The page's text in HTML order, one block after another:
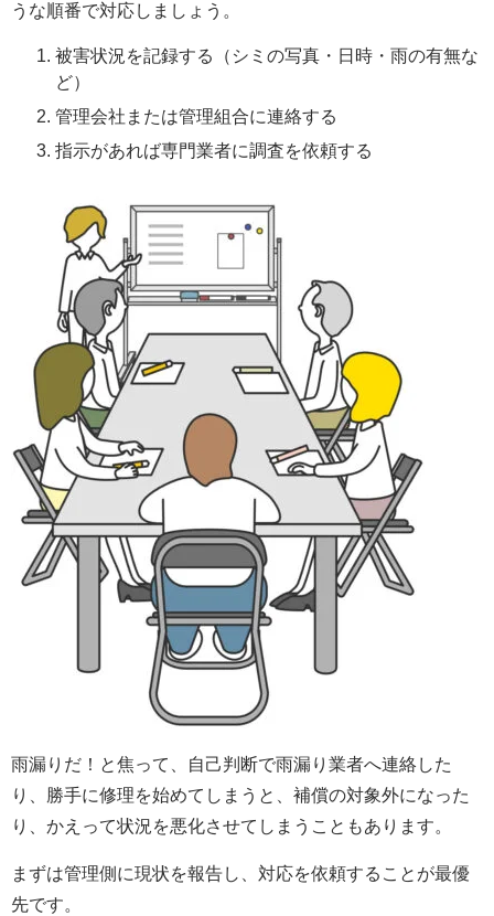
うな順番で対応しましょう。
被害状況を記録する（シミの写真・日時・雨の有無な
ど）
管理会社または管理組合に連絡する
指示があれば専門業者に調査を依頼する
雨漏りだ！と焦って、自己判断で雨漏り業者へ連絡した
り、勝手に修理を始めてしまうと、補償の対象外になった
り、かえって状況を悪化させてしまうこともあります。
まずは管理側に現状を報告し、対応を依頼することが最優
先です。